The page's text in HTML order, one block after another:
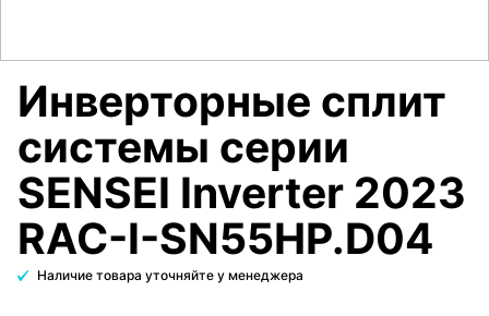
Инверторные сплит
системы серии
SENSEI Inverter 2023
RAC-I-SN55HP.D04
Наличие товара уточняйте у менеджера